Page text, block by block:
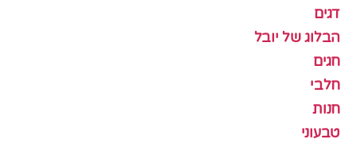
דגים
הבלוג של יובל
חגים
חלבי
חנות
טבעוני